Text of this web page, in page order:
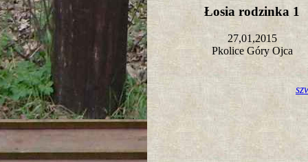
Łosia rodzinka 1
27,01,2015
Pkolice Góry Ojca